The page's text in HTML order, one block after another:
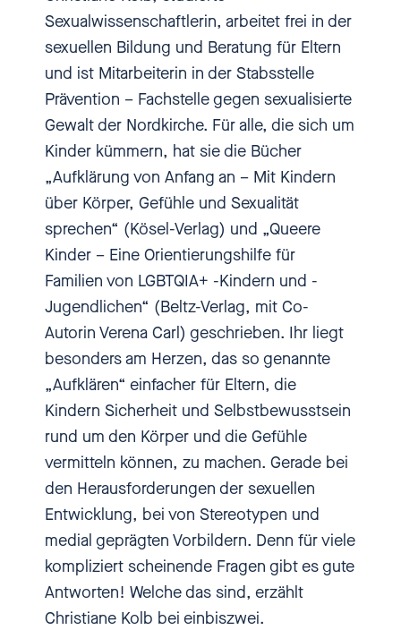
Schön, dass du uns zuhörst!
[00:00:44.110] - Nadia Kailouli
Sexualkunde - seit 1968 ist
„Aufklärungsunterricht” an
deutschen Schulen per Gesetz
vorgeschrieben. „Wertneutral”
und „ohne jeglichen Versuch der
Indoktrinierung” soll der
Unterricht sein und sich
altersgemäß durch mehrere
Klassenstufen ziehen. Das sagt
nicht viel darüber aus, wie
Sexualkundeunterricht wird. Noch
immer gibt es eher lustlose
Ansätze, die vor allem Verhütung
thematisieren und mithilfe von
Bananen und Kondomen
anschaulich machen wollen.
Dabei ist spätestens seit der
Serie „Sex Education“ klar, dass
Sexualkunde sehr viel mehr
bieten kann, wenn es gelingt,
Sexualwissenschaftlerin, arbeitet frei in der
sexuellen Bildung und Beratung für Eltern
und ist Mitarbeiterin in der Stabsstelle
Prävention – Fachstelle gegen sexualisierte
Gewalt der Nordkirche. Für alle, die sich um
Kinder kümmern, hat sie die Bücher
„Aufklärung von Anfang an – Mit Kindern
über Körper, Gefühle und Sexualität
sprechen“ (Kösel-Verlag) und „Queere
Kinder – Eine Orientierungshilfe für
Familien von LGBTQIA+ -Kindern und -
Jugendlichen“ (Beltz-Verlag, mit Co-
Autorin Verena Carl) geschrieben. Ihr liegt
besonders am Herzen, das so genannte
„Aufklären“ einfacher für Eltern, die
Kindern Sicherheit und Selbstbewusstsein
rund um den Körper und die Gefühle
vermitteln können, zu machen. Gerade bei
den Herausforderungen der sexuellen
Entwicklung, bei von Stereotypen und
medial geprägten Vorbildern. Denn für viele
kompliziert scheinende Fragen gibt es gute
Antworten! Welche das sind, erzählt
Christiane Kolb bei einbiszwei.